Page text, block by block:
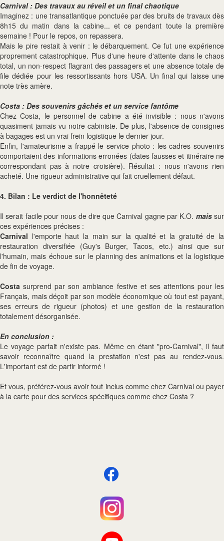
Carnival : Des travaux au réveil et un final chaotique
Imaginez : une transatlantique ponctuée par des bruits de travaux dès
8h15 du matin dans la cabine... et ce pendant toute la première
semaine ! Pour le repos, on repassera.
Mais le pire restait à venir : le débarquement. Ce fut une expérience
proprement catastrophique. Plus d'une heure d'attente dans le chaos
total, un non-respect flagrant des passagers et une absence totale de
file dédiée pour les ressortissants hors USA. Un final qui laisse une
note très amère.
Costa : Des souvenirs gâchés et un service fantôme
Chez Costa, le personnel de cabine a été invisible : nous n'avons
quasiment jamais vu notre cabiniste. De plus, l'absence de consignes
à bagages est un vrai frein logistique le dernier jour.
Enfin, l'amateurisme a frappé le service photo : les cadres souvenirs
comportaient des informations erronées (dates fausses et itinéraire ne
correspondant pas à notre croisière). Résultat : nous n'avons rien
acheté. Une rigueur administrative qui fait cruellement défaut.
4. Bilan : Le verdict de l'honnêteté
Il serait facile pour nous de dire que Carnival gagne par K.O. maissur
ces expériences précises :
Carnival l'emporte haut la main sur la qualité et la gratuité de la
restauration diversifiée (Guy's Burger, Tacos, etc.) ainsi que sur
l'humain, mais échoue sur le planning des animations et la logistique
de fin de voyage.
Costasurprend par son ambiance festive et ses attentions pour les
Français, mais déçoit par son modèle économique où tout est payant,
ses erreurs de rigueur (photos) et une gestion de la restauration
totalement désorganisée.
En conclusion :
Le voyage parfait n'existe pas. Même en étant "pro-Carnival", il faut
savoir reconnaître quand la prestation n'est pas au rendez-vous.
L'important est de partir informé !
Et vous, préférez-vous avoir tout inclus comme chez Carnival ou payer
à la carte pour des services spécifiques comme chez Costa ?